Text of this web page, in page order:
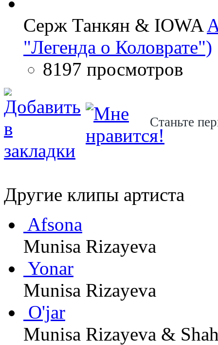
Серж Танкян & IOWA
"Легенда о Коловрате")
8197 просмотров
Станьте
Другие клипы артиста
Afsona
Munisa Rizayeva
Yonar
Munisa Rizayeva
O'jar
Munisa Rizayeva &